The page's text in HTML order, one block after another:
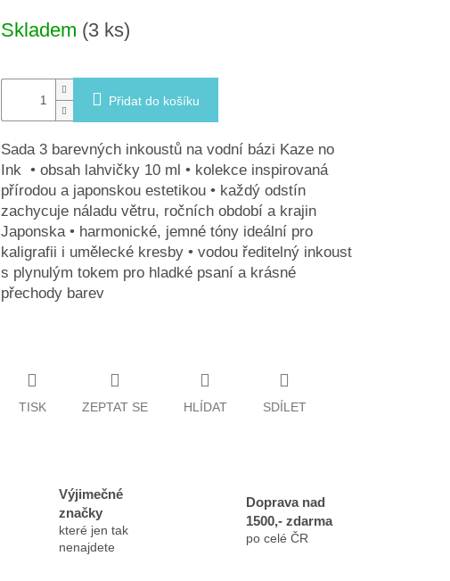
cena:
Skladem (3 ks)
Přidat do košíku
Sada 3 barevných inkoustů na vodní bázi Kaze no
Ink • obsah lahvičky 10 ml • kolekce inspirovaná
přírodou a japonskou estetikou • každý odstín
zachycuje náladu větru, ročních období a krajin
Japonska • harmonické, jemné tóny ideální pro
kaligrafii i umělecké kresby • vodou ředitelný inkoust
s plynulým tokem pro hladké psaní a krásné
přechody barev
TISK ZEPTAT SE HLÍDAT SDÍLET
Výjimečné
značky
které jen tak
nenajdete
Doprava nad
1500,- zdarma
po celé ČR